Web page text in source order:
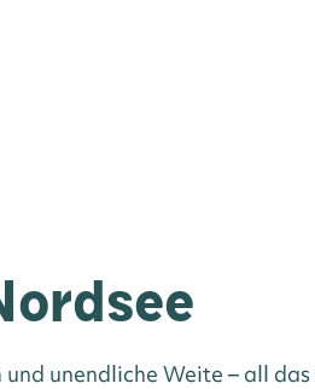
unendliche Weite – all